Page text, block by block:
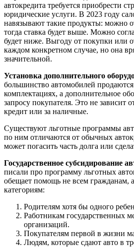
автокредита требуется приобрести
юридические услуги. В 2023 году
навязывают такие продукты: можно
тогда ставка будет выше. Можно
будет ниже. Выгоду от покупки или
каждом конкретном случае, но она
значительной.
Установка дополнительного
большинство автомобилей
комплектациях, а дополнительное
запросу покупателя. Это не зависит
кредит или за наличные.
Существуют льготные программы
по ним отличаются от обычных
может погасить часть долга или
Государственное субсидирование
писали про программу льготных
обещает помощь не всем гражданам,
категориям:
Родителям хотя бы одного
Работникам государственных
организаций.
Покупателям первой в жизни
Людям, которые сдают авто в